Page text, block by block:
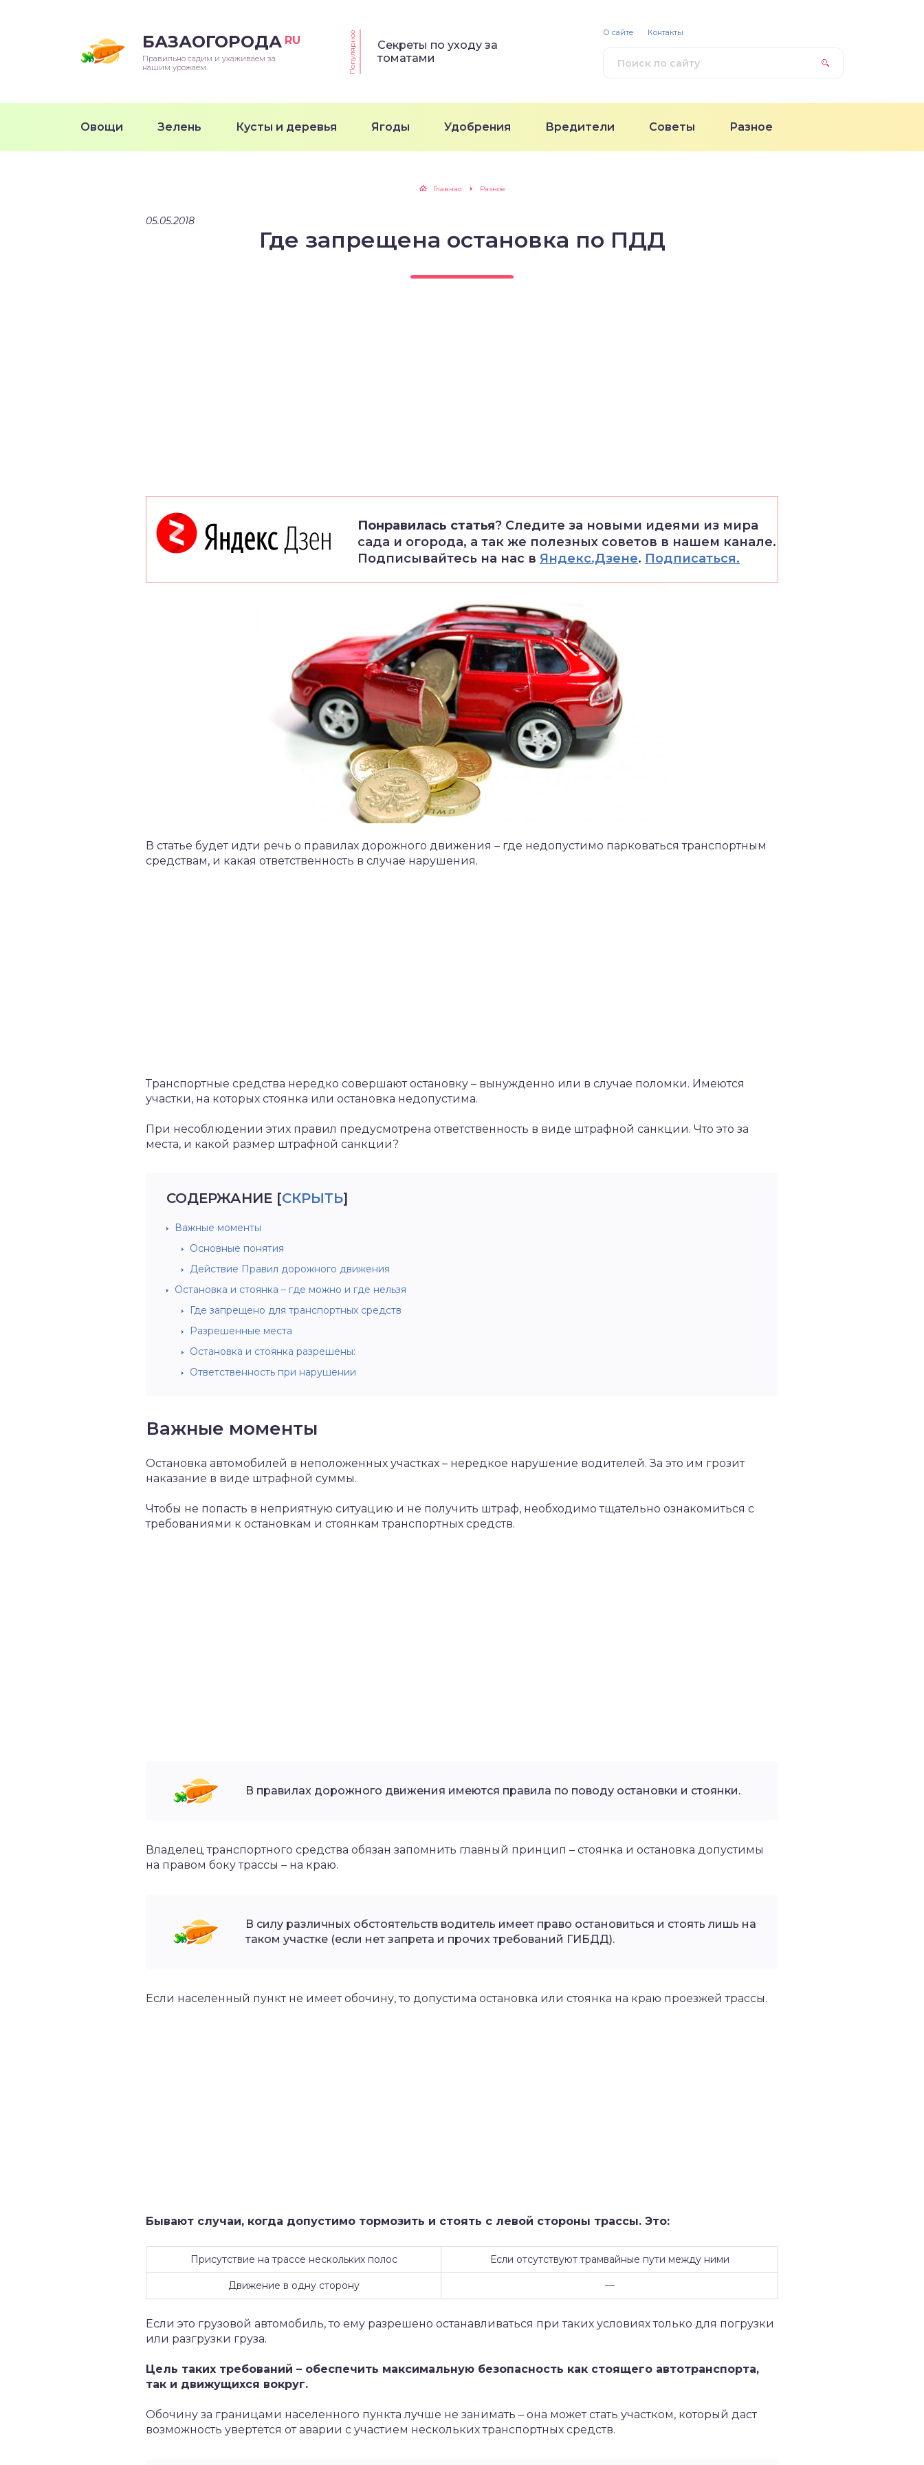
БАЗАОГОРОДА RU
Правильно садим и ухаживаем за
нашим урожаем.
Популярное
Секреты по уходу за
томатами
Овощи Зелень Кусты и деревья Ягоды Удобрения Вредители Советы Разное
О сайте Контакты
Главная Разное
05.05.2018
Где запрещена остановка по ПДД
Понравилась статья? Следите за новыми идеями из мира
сада и огорода, а так же полезных советов в нашем канале.
Подписывайтесь на нас в Яндекс.Дзене. Подписаться.
В статье будет идти речь о правилах дорожного движения – где недопустимо парковаться транспортным
средствам, и какая ответственность в случае нарушения.
Транспортные средства нередко совершают остановку – вынужденно или в случае поломки. Имеются
участки, на которых стоянка или остановка недопустима.
При несоблюдении этих правил предусмотрена ответственность в виде штрафной санкции. Что это за
места, и какой размер штрафной санкции?
СОДЕРЖАНИЕ [СКРЫТЬ]
Важные моменты
Основные понятия
Действие Правил дорожного движения
Остановка и стоянка – где можно и где нельзя
Где запрещено для транспортных средств
Разрешенные места
Остановка и стоянка разрешены:
Ответственность при нарушении
Важные моменты
Остановка автомобилей в неположенных участках – нередкое нарушение водителей. За это им грозит
наказание в виде штрафной суммы.
Чтобы не попасть в неприятную ситуацию и не получить штраф, необходимо тщательно ознакомиться с
требованиями к остановкам и стоянкам транспортных средств.
В правилах дорожного движения имеются правила по поводу остановки и стоянки.
Владелец транспортного средства обязан запомнить главный принцип – стоянка и остановка допустимы
на правом боку трассы – на краю.
В силу различных обстоятельств водитель имеет право остановиться и стоять лишь на
таком участке (если нет запрета и прочих требований ГИБДД).
Если населенный пункт не имеет обочину, то допустима остановка или стоянка на краю проезжей трассы.
Бывают случаи, когда допустимо тормозить и стоять с левой стороны трассы. Это:
Присутствие на трассе нескольких полос Если отсутствуют трамвайные пути между ними
Движение в одну сторону —
Если это грузовой автомобиль, то ему разрешено останавливаться при таких условиях только для погрузки
или разгрузки груза.
Цель таких требований – обеспечить максимальную безопасность как стоящего автотранспорта,
так и движущихся вокруг.
Обочину за границами населенного пункта лучше не занимать – она может стать участком, который даст
возможность увертется от аварии с участием нескольких транспортных средств.